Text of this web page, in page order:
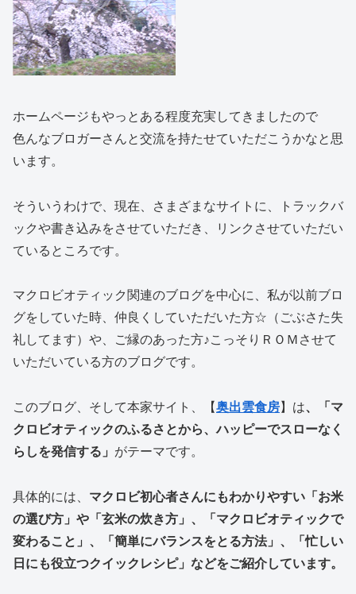
ホームページもやっとある程度充実してきましたので
色んなブロガーさんと交流を持たせていただこうかなと思
います。
そういうわけで、現在、さまざまなサイトに、トラックバ
ックや書き込みをさせていただき、リンクさせていただい
ているところです。
マクロビオティック関連のブログを中心に、私が以前ブロ
グをしていた時、仲良くしていただいた方☆（ごぶさた失
礼してます）や、ご縁のあった方♪こっそりＲＯＭさせて
いただいている方のブログです。
このブログ、そして本家サイト、【奥出雲食房】は、「マ
クロビオティックのふるさとから、ハッピーでスローなく
らしを発信する」 がテーマです。
具体的には、 マクロビ初心者さんにもわかりやすい「お米
の選び方」や「玄米の炊き方」、「マクロビオティックで
変わること」、「簡単にバランスをとる方法」、「忙しい
日にも役立つクイックレシピ」などをご紹介しています。